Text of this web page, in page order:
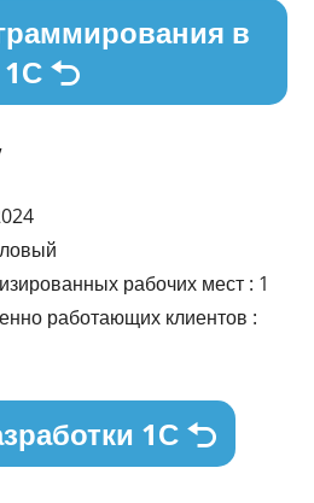
в
1С
рабочих мест : 1
работающих клиентов :
1С